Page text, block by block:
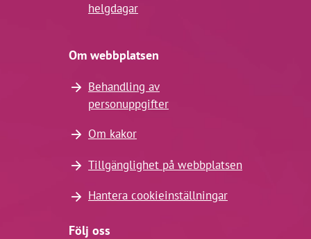
helgdagar
Om webbplatsen
Behandling av
personuppgifter
Om kakor
Tillgänglighet på webbplatsen
Hantera cookieinställningar
Följ oss